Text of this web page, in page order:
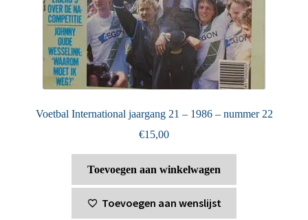
Voetbal International jaargang 21 – 1986 – nummer 22
€15,00
Toevoegen aan winkelwagen
Toevoegen aan wenslijst